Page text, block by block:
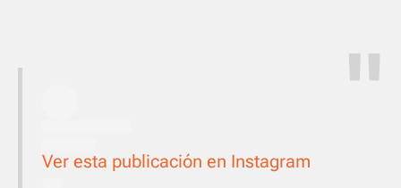
Ver esta publicación en Instagram